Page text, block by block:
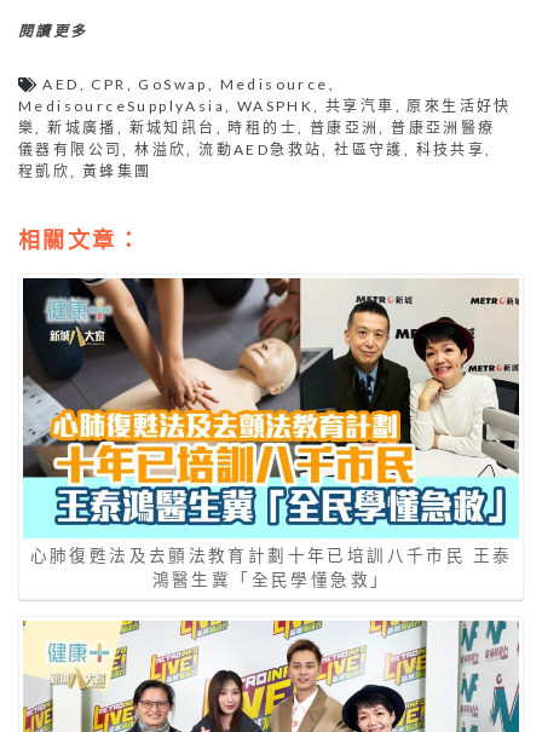
閱讀更多
AED , CPR , GoSwap , Medisource ,
MedisourceSupplyAsia , WASPHK,共享汽車 ,原來生活好快
樂,新城廣播 , 新城知訊台 , 時租的士, 普康亞洲,普康亞洲醫療
儀器有限公司,林溢欣,流動AED急救站,社區守護 , 科技共享,
程凱欣,黃蜂集團
相關文章：
心肺復甦法及去顫法教育計劃十年已培訓八千市民 王泰
鴻醫生冀「全民學懂急救」